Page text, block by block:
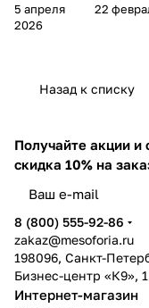
процедура
?
5 апреля
2026
22
Назад к списку
Получайте акции и
скидка 10% на
8 (800) 555-92-86
zakaz@mesoforia.ru
198096, Санкт-
Бизнес-центр «К9»,
Интернет-магазин